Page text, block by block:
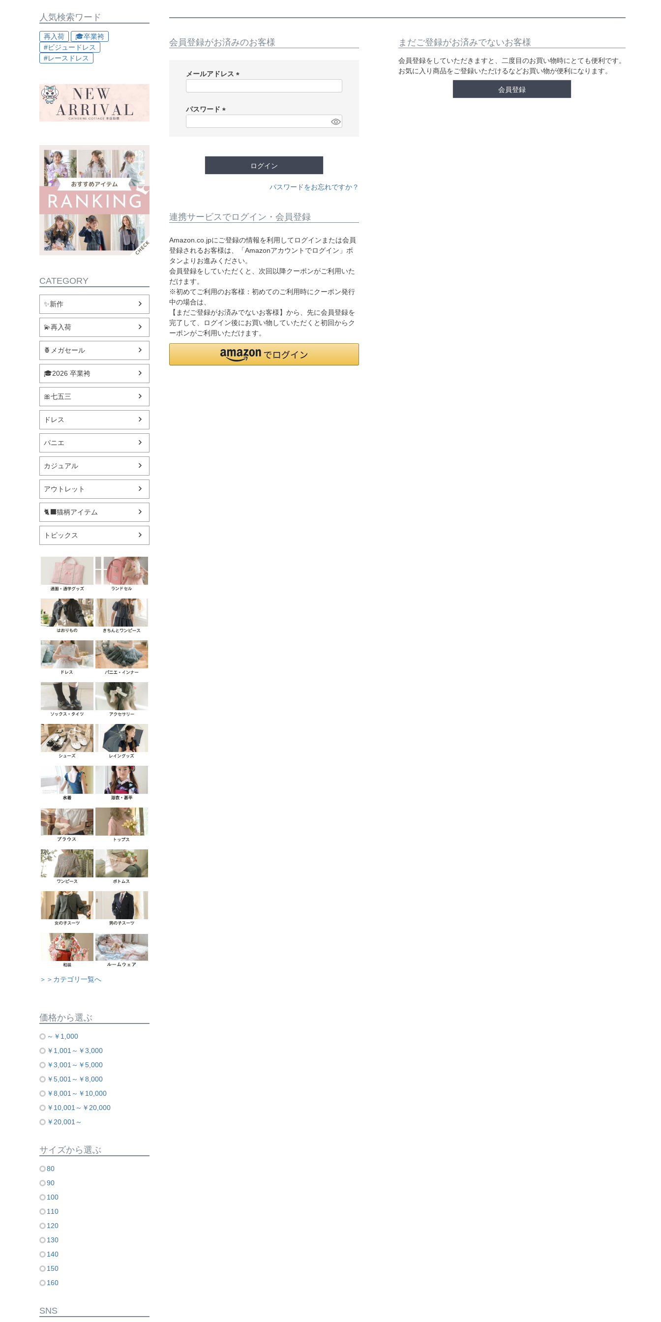
人気検索ワード
再入荷
🎓卒業袴
#ビジュードレス
#レースドレス
CATEGORY
✨新作
💫再入荷
🍍メガセール
🎓2026 卒業袴
🎀七五三
ドレス
パニエ
カジュアル
アウトレット
🐈‍⬛猫柄アイテム
トピックス
＞＞カテゴリ一覧へ
価格から選ぶ
～￥1,000
￥1,001～￥3,000
￥3,001～￥5,000
￥5,001～￥8,000
￥8,001～￥10,000
￥10,001～￥20,000
￥20,001～
サイズから選ぶ
80
90
100
110
120
130
140
150
160
SNS
会員登録がお済みのお客様
メールアドレス
)
パスワード
ログイン
パスワードをお忘れですか？
連携サービスでログイン・会員登録
Amazon.co.jpにご登録の情報を利用してログインまたは会員
登録されるお客様は、「Amazonアカウントでログイン」ボ
タンよりお進みください。
会員登録をしていただくと、次回以降クーポンがご利用いた
だけます。
※初めてご利用のお客様：初めてのご利用時にクーポン発行
中の場合は、
【まだご登録がお済みでないお客様】から、先に会員登録を
完了して、ログイン後にお買い物していただくと初回からク
ーポンがご利用いただけます。
まだご登録がお済みでないお客様
会員登録をしていただきますと、二度目のお買い物時にとても便利です。
お気に入り商品をご登録いただけるなどお買い物が便利になります。
会員登録